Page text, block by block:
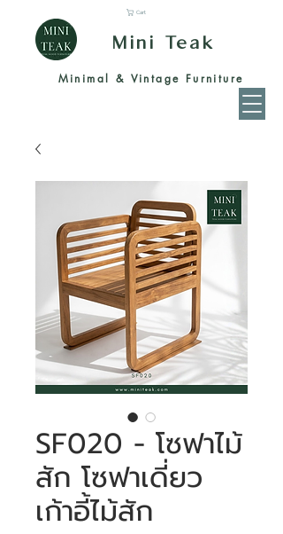
Mini Teak
Minimal & Vintage Furniture
Cart
SF020 - โซฟาไม้
สัก โซฟาเดี่ยว
เก้าอี้ไม้สัก